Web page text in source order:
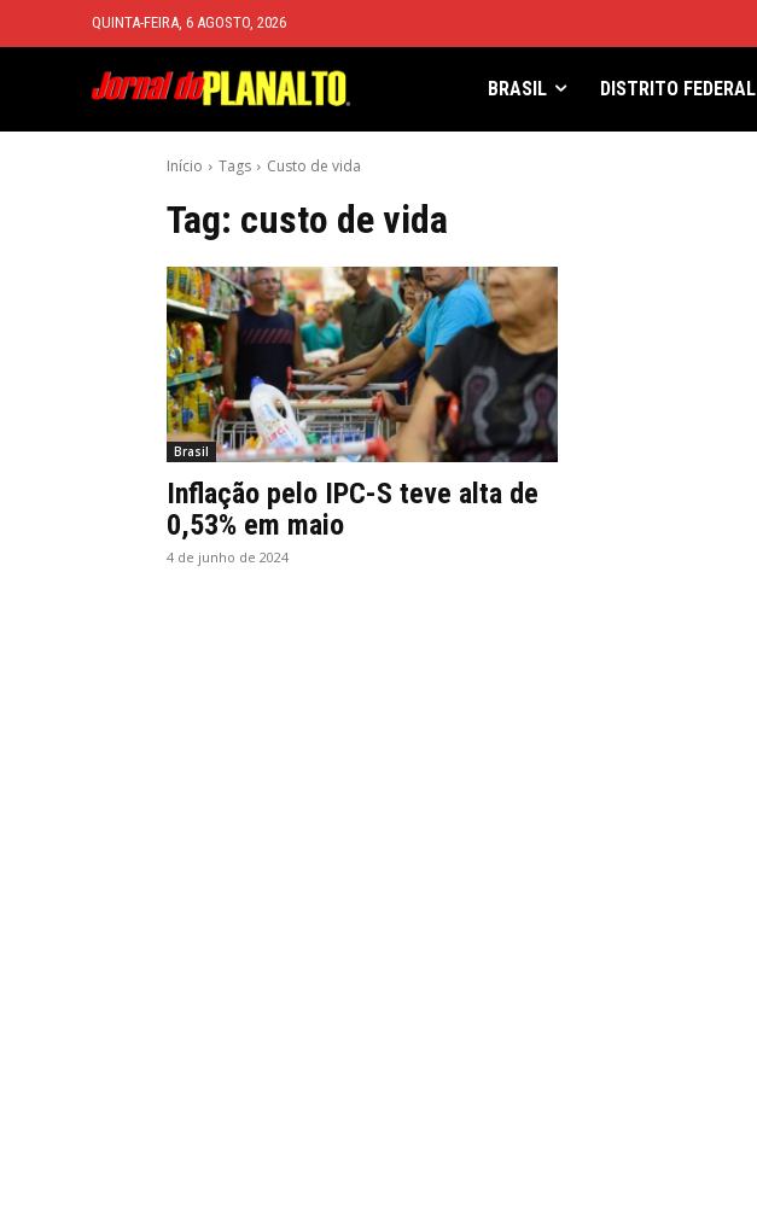
QUINTA-FEIRA, 6 AGOSTO, 2026
BRASIL DISTRITO FEDERAL
Início Tags Custo de vida
Tag: custo de vida
Brasil
Inflação pelo IPC-S teve alta de
0,53% em maio
4 de junho de 2024